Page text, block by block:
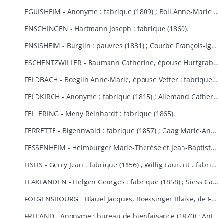
EGUISHEIM - Anonyme : fabrique (1809) ; Boll Anne-Marie : bureau de bienfaisance (1829) ; Brucker François Joseph : fabrique (1846) ; Burglin François Xavier : fabrique (1831) ; Hertzog, de Logelbach, Wehrlé Antoine : hospice (1863) ; Ludwig Jean : fabrique (1829) ; Meyer Véronique : fabrique (1809) ; Raffat Ignace : bureau de bienfaisance (fondation Boll, 1862) ; Schultz Anne-Marie : fabrique (1823) ; Strub Elisabeth : fabrique (1824).
ENSCHINGEN - Hartmann Joseph : fabrique (1860).
ENSISHEIM - Burglin : pauvres (1831) ; Courbe François-Ignace : pauvres (1834) ; Goeb Thérèse : fabrique (1870) ; Hobig Joseph, Roth Catherine : fabrique (1832) ; Kaistling Françoise : fabrique (1820) ; Krafft Charles : fabrique (1861) ; Mordilliat Marguerite : fabrique (1835) ; Mutz Anne-Marie : fabrique et pauvres (1833) ; Rumbach Catherine, épouse Schmitt : fabrique (1836) ; Zeller Thérèse : bureau de bienfaisance (1848).
ESCHENTZWILLER - Baumann Catherine, épouse Hurtgraber : fabrique (1849) ; Butsch Henri, Sibus Françoise : fabrique (1855) ; Ernst Jean-Baptiste : fabrique (1853) ; Jeltsch Pancrace : bureau de bienfaisance (1865) ; Rieter Jean-Baptiste : pauvres (1842) ; Wolff Agathe, épouse Reng : fabrique (1840).
FELDBACH - Boeglin Anne-Marie, épouse Vetter : fabrique et pauvres (1850-1853).
FELDKIRCH - Anonyme : fabrique (1815) ; Allemand Catherine : fabrique (1840) ; Friess Marie-Anne : fabrique de Bollwiller et Feldkirch (1825) (voir aussi Bollwiller) ; Geiller Apolline, épouse Riber : fabrique (1847) ; Neff Etienne, Michel Madeleine, épouse Martin, de Bollwiller : fabrique (1834) ; Pfulb François-Joseph : fabriques de Feldkirch et Bollwiller (1819) ; Pfulb Rémi, de Bollwiller : fabrique (1835-1846) ; épouse Pfulb Richard, Mayer Catherine, épouse Zagula, Strieh Elisabeth, épouse Fries : fabrique (1838) ; Strub Rémi, père, Durwell Jean-Adam : fabrique (1834) ; Willemann Marie-Anne, épouse Riber : fabrique (1839).
FELLERING - Meny Reinhardt : fabrique (1865).
FERRETTE - Bigennwald : fabrique (1857) ; Gaag Marie-Anne : bureau de bienfaisance et fabrique de Traubach-le-Haut (1869-1870) ; Gerbaulet Guillaume : bureau de bienfaisance et commune (1845-1858) ; Koechlin André : bureau de bienfaisance (1847) ; Schirmer, de Colmar : bureau de bienfaisance (1847).
FESSENHEIM - Heimburger Marie-Thérèse et Jean-Baptiste : fabrique (1862-1868) ; Schönauer Jacques : fabrique (1845).
FISLIS - Gerry Jean : fabrique (1856) ; Willig Laurent : fabrique (1853).
FLAXLANDEN - Helgen Georges : fabrique (1858) ; Siess Catherine, épouse Meyer : fabrique (1846) ; Steib Catherine, épouse Helgen : fabrique (1854) ; Steib Elisabeth, épouse Sies : fabrique (1851).
FOLGENSBOURG - Blauel Jacques, Boessinger Blaise, de Folgensbourg, Linder Anne-Marie, épouse Duringer, Moser, de Hagenthal-le-Haut, Runser Jacques, Runser Simon, héritiers Studer Philippe, Thannberger de Blotzheim : fabrique (1834-1839) ; Wicky Marie-Anne : commune (1865).
FRELAND - Anonyme : bureau de bienfaisance (1870) ; Antoine Jean-Nicolas : bureau de bienfaisance (1862) ; Bertrand Catherine : commune, fabrique et école (1823) ; Bertrand Marie-Catherine : fabrique (1853) ; Herqué Antoine : bureau de bienfaisance (1856).